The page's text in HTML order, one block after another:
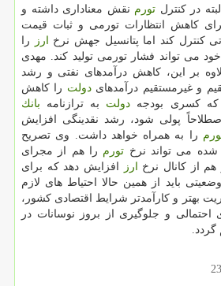
در كنترل تورم نقش معناداری داشته و
كاهش انتظارات تورمی و ثبات قیمت
كنترل كند اما پتانسیل جهش نرخ ارز
را
می تواند فشار تورمی تولید كند. مهدی
بر این، كاهش درآمدهای نفتی و رشد
و غیرمستقیم درآمدهایدولت را كاهش
كه كسری بودجه دولت به ترازنامه بانك
پولی شود، رشد نقدینگی افزایش
را به همراه خواهد داشت. وی تصریح
شده می تواند نرخ تورم را هم از مجرای
از كانال نرخ ارز
افزایش دهد كه برای
باید از همین حالا احتیاط های لازم
بهتر و كارآمدتر شرایط اقتصادی كشور،
و جلوگیری از بروز نوسانات در